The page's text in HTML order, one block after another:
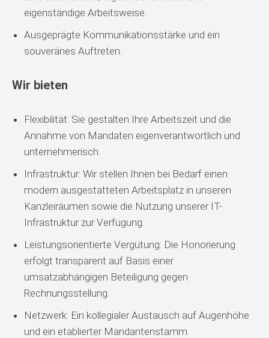
eigenständige Arbeitsweise.
Ausgeprägte Kommunikationsstärke und ein
souveränes Auftreten.
Wir bieten
Flexibilität: Sie gestalten Ihre Arbeitszeit und die
Annahme von Mandaten eigenverantwortlich und
unternehmerisch.
Infrastruktur: Wir stellen Ihnen bei Bedarf einen
modern ausgestatteten Arbeitsplatz in unseren
Kanzleiräumen sowie die Nutzung unserer IT-
Infrastruktur zur Verfügung.
Leistungsorientierte Vergütung: Die Honorierung
erfolgt transparent auf Basis einer
umsatzabhängigen Beteiligung gegen
Rechnungsstellung.
Netzwerk: Ein kollegialer Austausch auf Augenhöhe
und ein etablierter Mandantenstamm.